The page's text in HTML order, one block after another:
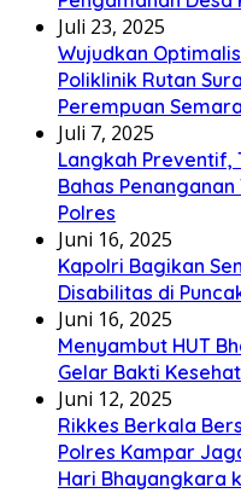
Juli 23, 2025
Wujudkan
Poliklinik Rutan
Perempuan
Juli 7, 2025
Langkah Preventif,
Bahas
Polres
Juni 16, 2025
Kapolri Bagikan
Disabilitas di
Juni 16, 2025
Menyambut HUT
Gelar Bakti
Juni 12, 2025
Rikkes Berkala
Polres Kampar
Hari Bhayangkara